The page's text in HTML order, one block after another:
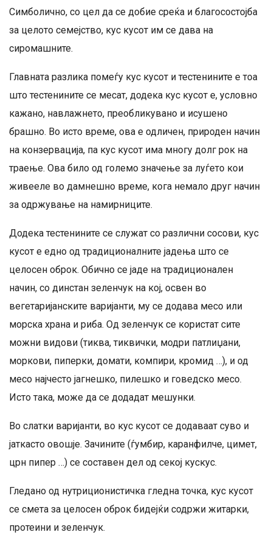
Симболично, со цел да се добие среќа и благосостојба
за целото семејство, кус кусот им се дава на
сиромашните.
Главната разлика помеѓу кус кусот и тестенините е тоа
што тестенините се месат, додека кус кусот е, условно
кажано, навлажнето, преобликувано и исушено
брашно. Во исто време, ова е одличен, природен начин
на конзервација, па кус кусот има многу долг рок на
траење. Ова било од големо значење за луѓето кои
живееле во дамнешно време, кога немало друг начин
за одржување на намирниците.
Додека тестенините се служат со различни сосови, кус
кусот е едно од традиционалните јадења што се
целосен оброк. Обично се јаде на традиционален
начин, со динстан зеленчук на кој, освен во
вегетаријанските варијанти, му се додава месо или
морска храна и риба. Од зеленчук се користат сите
можни видови (тиква, тиквички, модри патлиџани,
моркови, пиперки, домати, компири, кромид …), и од
месо најчесто јагнешко, пилешко и говедско месо.
Исто така, може да се додадат мешунки.
Во слатки варијанти, во кус кусот се додаваат суво и
јаткасто овошје. Зачините (ѓумбир, каранфилче, цимет,
црн пипер …) се составен дел од секој кускус.
Гледано од нутриционистичка гледна точка, кус кусот
се смета за целосен оброк бидејќи содржи житарки,
протеини и зеленчук.